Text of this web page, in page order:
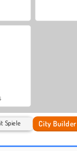
Spiele City Builder